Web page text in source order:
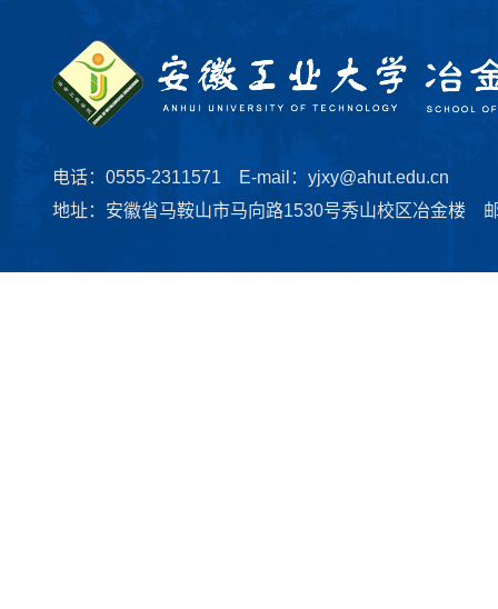
电话：0555-2311571 E-mail：yjxy@ahut.edu.cn
地址：安徽省马鞍山市马向路1530号秀山校区冶金楼